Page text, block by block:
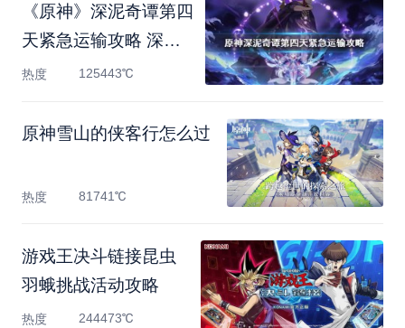
《原神》深泥奇谭第四
天紧急运输攻略 深泥
奇谭
热度 125443℃
原神雪山的侠客行怎么过
热度 81741℃
游戏王决斗链接昆虫
羽蛾挑战活动攻略
热度 244473℃